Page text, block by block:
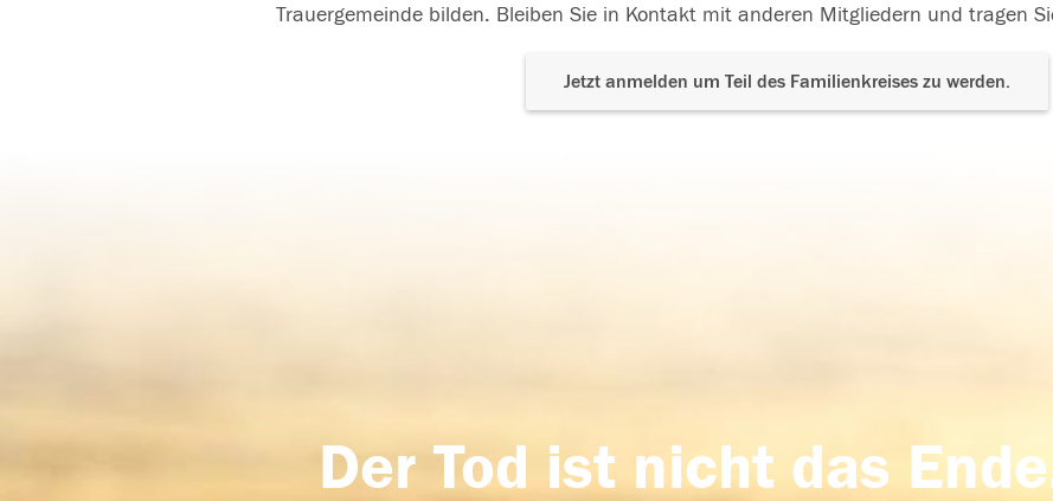
Trauergemeinde bilden. Bleiben Sie in Kontakt mit anderen Mitgliedern und tragen
Jetzt anmelden um Teil des Familienkreises zu werden.
Der Tod ist nicht das